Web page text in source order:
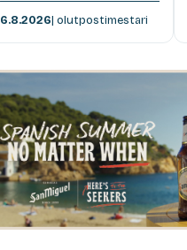
6.8.2026| olutpostimestari